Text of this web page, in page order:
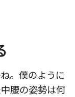
。僕のように
腰の姿勢は何